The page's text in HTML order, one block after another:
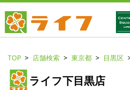
店舗・チラシ情報
TOP 店舗検索 東京都 目黒区
ライフ下目黒店